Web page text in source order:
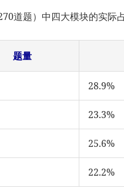
道题）中四大模块的实际
题量
28.9%
23.3%
25.6%
22.2%